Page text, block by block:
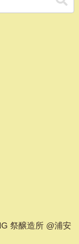
祭醸造所 @浦安